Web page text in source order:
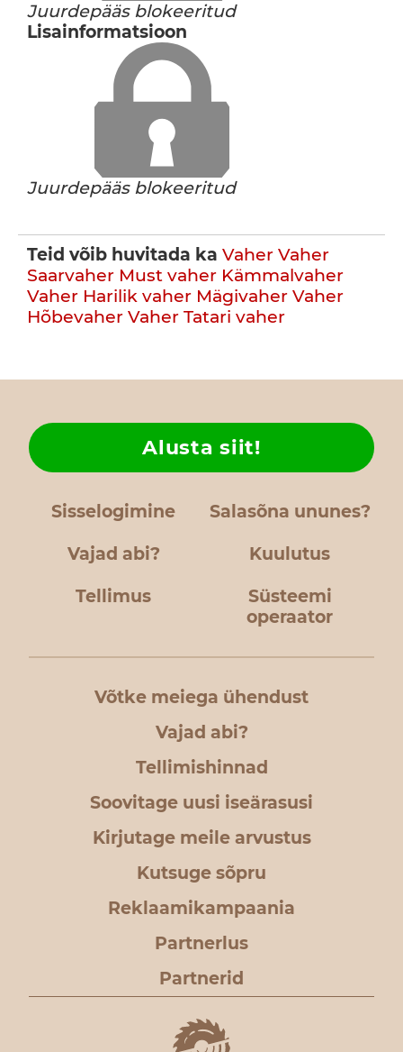
Juurdepääs blokeeritud
Lisainformatsioon
Juurdepääs blokeeritud
Teid võib huvitada ka Vaher Vaher
Saarvaher Must vaher Kämmalvaher
Vaher Harilik vaher Mägivaher Vaher
Hõbevaher Vaher Tatari vaher
Sisselogimine Salasõna ununes?
Vajad abi?
Alusta siit!
Kuulutus
Tellimus
Süsteemi
operaator
Võtke meiega ühendust
Vajad abi?
Tellimishinnad
Soovitage uusi iseärasusi
Kirjutage meile arvustus
Kutsuge sõpru
Reklaamikampaania
Partnerlus
Partnerid